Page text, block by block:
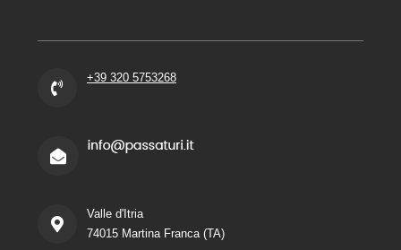
+39 320 5753268
Valle d'Itria
74015 Martina Franca (TA)